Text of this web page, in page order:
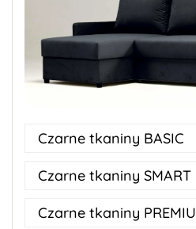
Czarne tkaniny BASIC
Czarne tkaniny SMART
Czarne tkaniny